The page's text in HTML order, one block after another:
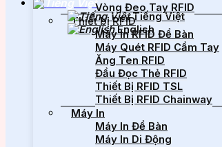
Tiếng Việt
English
Vòng Đeo Tay RFID
Thiết bị RFID
Máy In RFID Để Bàn
Máy Quét RFID Cầm Tay
Ăng Ten RFID
Đầu Đọc Thẻ RFID
Thiết Bị RFID TSL
Thiết Bị RFID Chainway
Máy In
Máy In Để Bàn
Máy In Di Động